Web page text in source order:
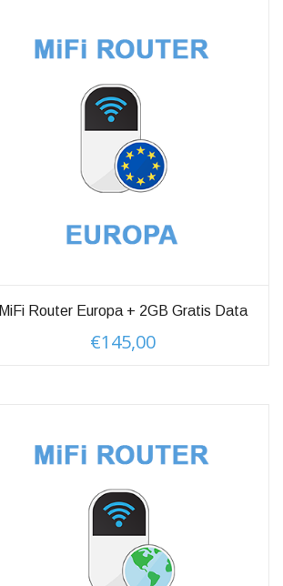
MiFi Router Europa + 2GB Gratis Data
€145,00